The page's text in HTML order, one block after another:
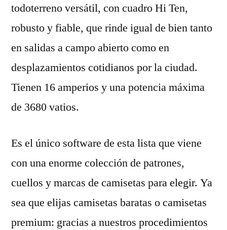
todoterreno versátil, con cuadro Hi Ten,
robusto y fiable, que rinde igual de bien tanto
en salidas a campo abierto como en
desplazamientos cotidianos por la ciudad.
Tienen 16 amperios y una potencia máxima
de 3680 vatios.
Es el único software de esta lista que viene
con una enorme colección de patrones,
cuellos y marcas de camisetas para elegir. Ya
sea que elijas camisetas baratas o camisetas
premium: gracias a nuestros procedimientos